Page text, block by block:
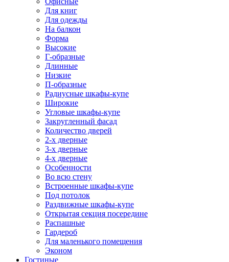
Для книг
Для одежды
На балкон
Форма
Высокие
Г-образные
Длинные
Низкие
П-образные
Радиусные шкафы-купе
Широкие
Угловые шкафы-купе
Закругленный фасад
Количество дверей
2-х дверные
3-х дверные
4-х дверные
Особенности
Во всю стену
Встроенные шкафы-купе
Под потолок
Раздвижные шкафы-купе
Открытая секция посередине
Распашные
Гардероб
Для маленького помещения
Эконом
Гостиные